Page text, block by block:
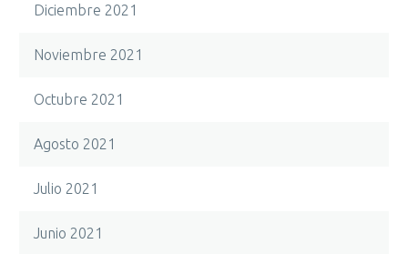
Diciembre 2021
Noviembre 2021
Octubre 2021
Agosto 2021
Julio 2021
Junio 2021